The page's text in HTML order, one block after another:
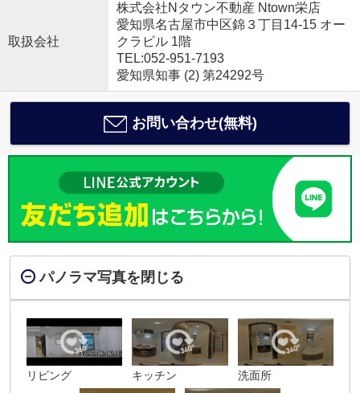
取扱会社
株式会社Nタウン不動産 Ntown栄店
愛知県名古屋市中区錦３丁目14-15 オー
クラビル 1階
TEL:052-951-7193
愛知県知事 (2) 第24292号
お問い合わせ(無料)
パノラマ写真を閉じる
リビング キッチン 洗面所